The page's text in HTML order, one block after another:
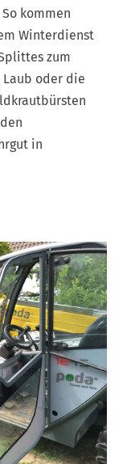
kommen
Winterdienst
zum
Laub oder die
in